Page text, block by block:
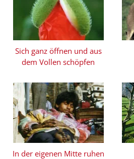
Sich ganz öffnen und aus
dem Vollen schöpfen
In der eigenen Mitte ruhen